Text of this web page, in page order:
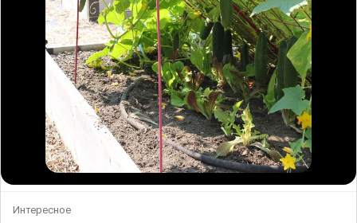
Интересное